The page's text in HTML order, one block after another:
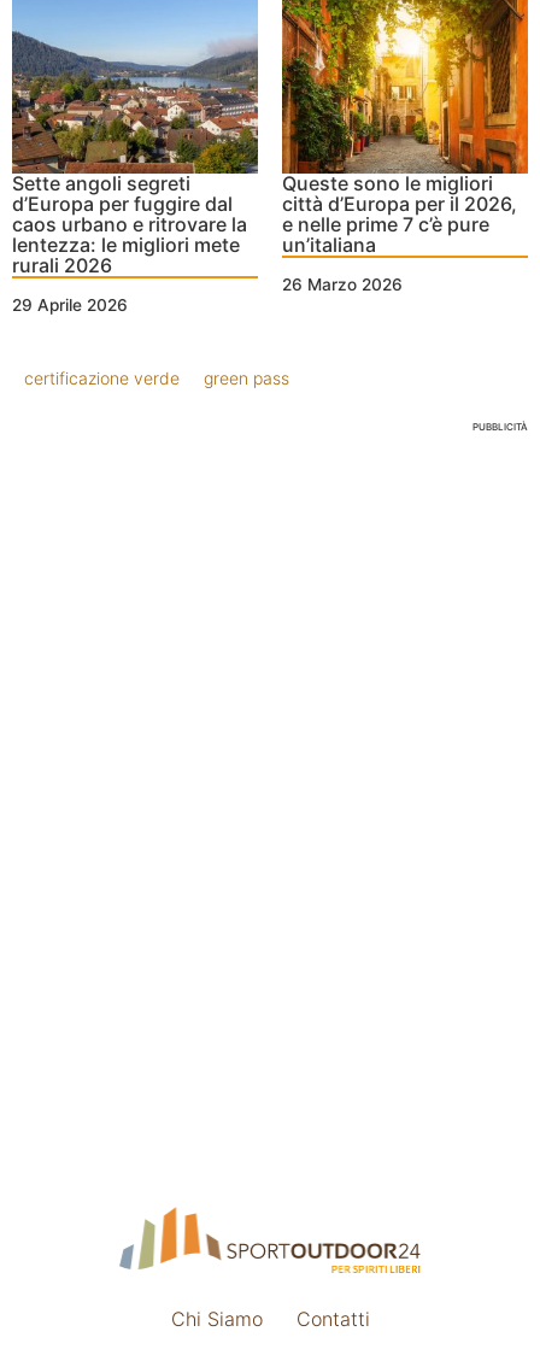
Sette angoli segreti
d’Europa per fuggire dal
caos urbano e ritrovare la
lentezza: le migliori mete
rurali 2026
29 Aprile 2026
Queste sono le migliori
città d’Europa per il 2026,
e nelle prime 7 c’è pure
un’italiana
26 Marzo 2026
certificazione verde green pass
PUBBLICITÀ
Chi Siamo Contatti